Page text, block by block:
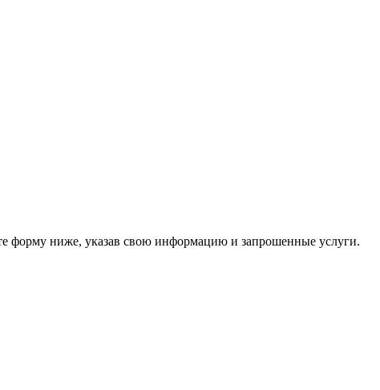
форму ниже, указав свою информацию и запрошенные услуги.